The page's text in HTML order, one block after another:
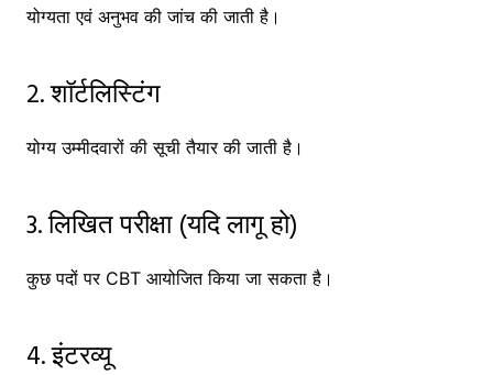
योग्यता एवं अनुभव की जांच की जाती है।
2. शॉर्टलिस्टिंग
योग्य उम्मीदवारों की सूची तैयार की जाती है।
3. लिखित परीक्षा (यदि लागू हो)
कुछ पदों पर CBT आयोजित किया जा सकता है।
4. इंटरव्यू